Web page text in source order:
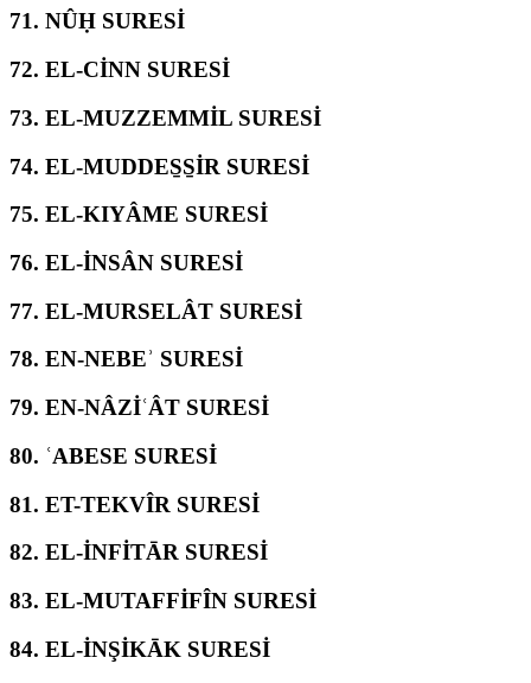
71. NÛḤ SURESİ
72. EL-CİNN SURESİ
73. EL-MUZZEMMİL SURESİ
74. EL-MUDDES̱S̱İR SURESİ
75. EL-KIYÂME SURESİ
76. EL-İNSÂN SURESİ
77. EL-MURSELÂT SURESİ
78. EN-NEBEʾ SURESİ
79. EN-NÂZİʿÂT SURESİ
80. ʿABESE SURESİ
81. ET-TEKVÎR SURESİ
82. EL-İNFİTĀR SURESİ
83. EL-MUTAFFİFÎN SURESİ
84. EL-İNŞİKĀK SURESİ